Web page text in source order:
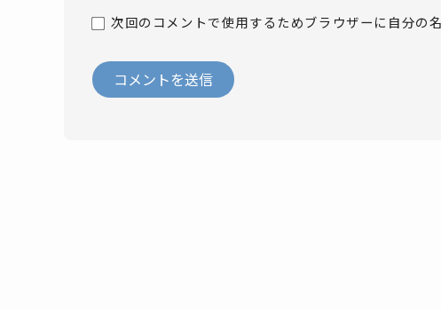
次回のコメントで使用するためブラウザーに自分の